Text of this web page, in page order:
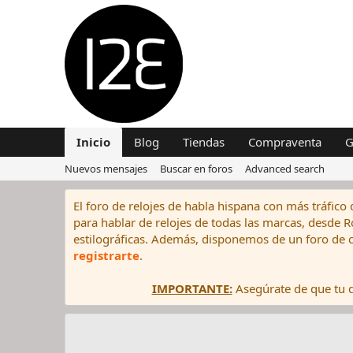
Inicio Blog Tiendas Compraventa
Nuevos mensajes Buscar en foros Advanced search
El foro de relojes de habla hispana con más
para hablar de relojes de todas las marcas, desde
estilográficas. Además, disponemos de un foro
registrarte.
IMPORTANTE:Asegúrate de que tu